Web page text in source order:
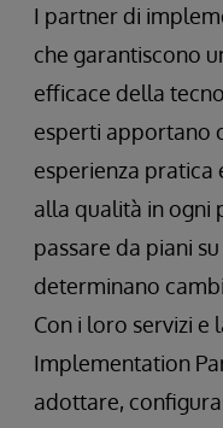
I partner di
che garantiscono
efficace della
esperti apportano
esperienza
alla qualità in ogni
passare da piani
determinano
Con i loro servizi e
Implementation
adottare,